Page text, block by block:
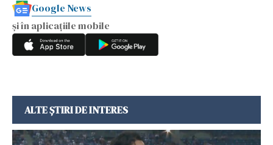
Google News
și în aplicațiile mobile
ALTE ȘTIRI DE INTERES